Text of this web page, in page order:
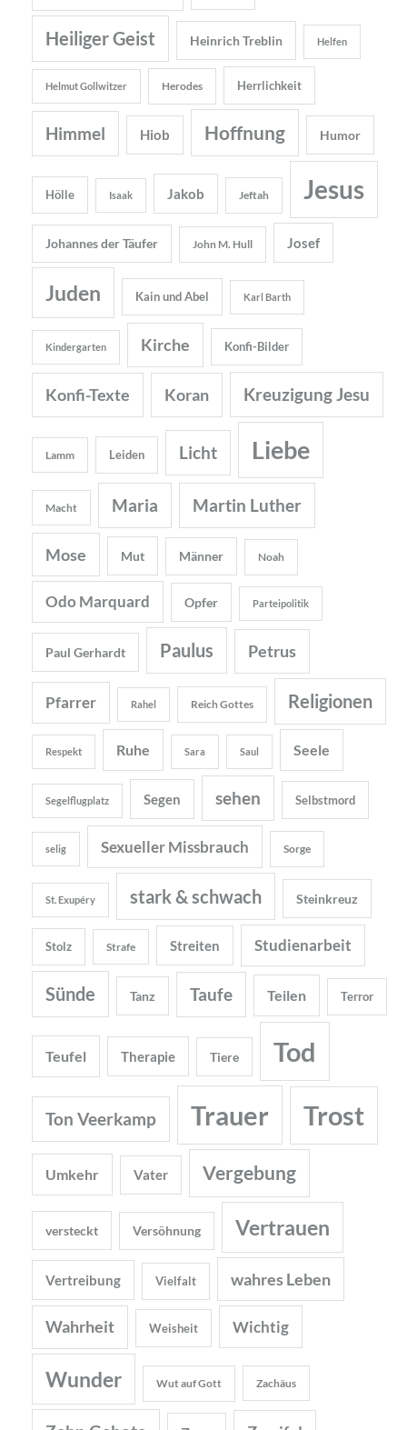
Heiliger Geist Heinrich Treblin Helfen
Helmut Gollwitzer Herodes Herrlichkeit
Himmel Hiob Hoffnung Humor
Hölle Isaak Jakob Jeftah Jesus
Johannes der Täufer John M. Hull Josef
Juden Kain und Abel Karl Barth
Kindergarten Kirche Konfi-Bilder
Konfi-Texte Koran Kreuzigung Jesu
Lamm Leiden Licht Liebe
Macht Maria Martin Luther
Mose Mut Männer Noah
Odo Marquard Opfer Parteipolitik
Paul Gerhardt Paulus Petrus
Pfarrer Rahel Reich Gottes Religionen
Respekt Ruhe Sara Saul Seele
Segelflugplatz Segen sehen Selbstmord
selig Sexueller Missbrauch Sorge
St. Exupéry stark & schwach Steinkreuz
Stolz Strafe Streiten Studienarbeit
Sünde Tanz Taufe Teilen Terror
Teufel Therapie Tiere Tod
Ton Veerkamp Trauer Trost
Umkehr Vater Vergebung
versteckt Versöhnung Vertrauen
Vertreibung Vielfalt wahres Leben
Wahrheit Weisheit Wichtig
Wunder Wut auf Gott Zachäus